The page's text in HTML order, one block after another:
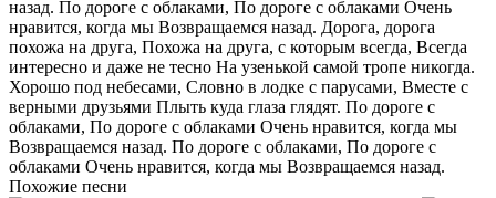
назад. По дороге с облаками, По дороге с облаками Очень
нравится, когда мы Возвращаемся назад. Дорога, дорога
похожа на друга, Похожа на друга, с которым всегда, Всегда
интересно и даже не тесно На узенькой самой тропе никогда.
Хорошо под небесами, Словно в лодке с парусами, Вместе с
верными друзьями Плыть куда глаза глядят. По дороге с
облаками, По дороге с облаками Очень нравится, когда мы
Возвращаемся назад. По дороге с облаками, По дороге с
облаками Очень нравится, когда мы Возвращаемся назад.
Похожие песни